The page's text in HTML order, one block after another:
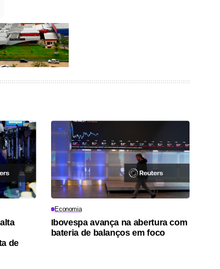
de
Economia
Ibovespa avança na abertura com
bateria de balanços em foco